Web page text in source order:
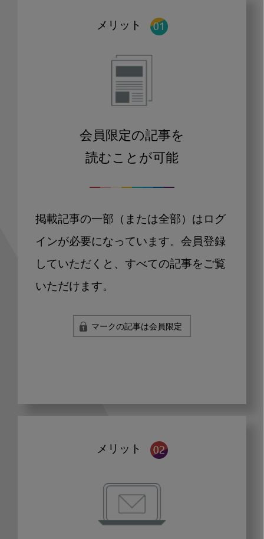
メリット
会員限定の記事を
読むことが可能
掲載記事の一部（または全部）はログ
インが必要になっています。会員登録
していただくと、すべての記事をご覧
いただけます。
マークの記事は会員限定
メリット